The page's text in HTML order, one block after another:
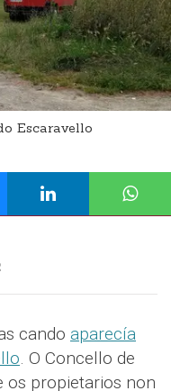
Escaravello
cando aparecía
. O Concello de
os propietarios non